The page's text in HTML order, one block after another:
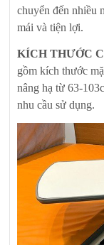
chuyển đến nhiều
mái và tiện lợi.
KÍCH THƯỚC
gồm kích thước
nâng hạ từ 63-
nhu cầu sử dụng.